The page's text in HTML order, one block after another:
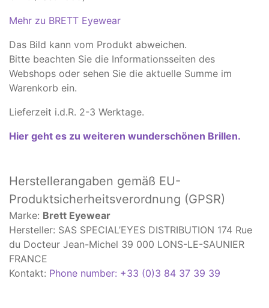
Mehr zu BRETT Eyewear
Das Bild kann vom Produkt abweichen.
​Bitte beachten Sie die Informationsseiten des
Webshops oder sehen Sie die aktuelle Summe im
Warenkorb ein.
Lieferzeit i.d.R. 2-3 Werktage.
Hier geht es zu weiteren wunderschönen Brillen.
Herstellerangaben gemäß EU-
Produktsicherheitsverordnung (GPSR)
Marke: Brett Eyewear
Hersteller: SAS SPECIAL’EYES DISTRIBUTION 174 Rue
du Docteur Jean-Michel 39 000 LONS-LE-SAUNIER
FRANCE
Kontakt: Phone number: +33 (0)3 84 37 39 39